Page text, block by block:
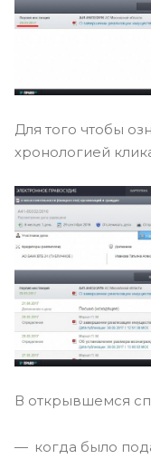
Для того чтобы
хронологией
В открывшемся
когда было